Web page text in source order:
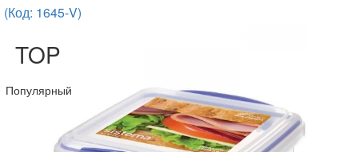
(Код: 1645-V)
TOP
Популярный